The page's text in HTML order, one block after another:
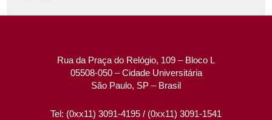
Rua da Praça do Relógio, 109 – Bloco L
05508-050 – Cidade Universitária
São Paulo, SP – Brasil
Tel: (0xx11) 3091-4195 / (0xx11) 3091-1541